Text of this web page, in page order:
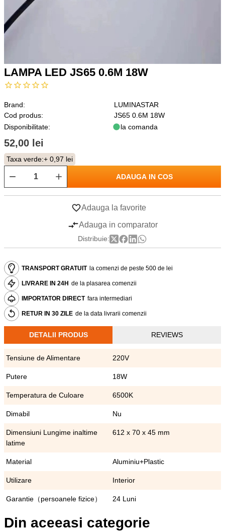
LAMPA LED JS65 0.6M 18W
Brand:
LUMINASTAR
Cod produs:
JS65 0.6M 18W
Disponibilitate:
la comanda
52,00 lei
Taxa verde:+ 0,97 lei
ADAUGA IN COS
Adauga la favorite
Adauga in comparator
Distribuie:
TRANSPORT GRATUIT la comenzi de peste 500 de lei
LIVRARE IN 24H de la plasarea comenzii
IMPORTATOR DIRECT fara intermediari
RETUR IN 30 ZILE de la data livrarii comenzii
DETALII PRODUS REVIEWS
Tensiune de Alimentare 220V
Putere 18W
Temperatura de Culoare 6500K
Dimabil Nu
Dimensiuni Lungime inaltime
latime
612 x 70 x 45 mm
Material Aluminiu+Plastic
Utilizare Interior
Garantie（persoanele fizice） 24 Luni
Din aceeasi categorie